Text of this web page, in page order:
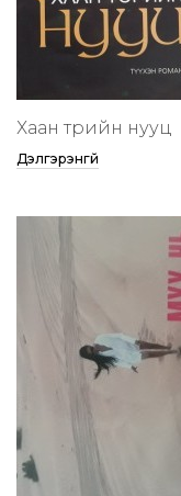
Хаан төрийн нууц
Дэлгэрэнгүй